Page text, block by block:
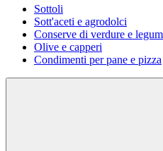
Sottoli
Sott'aceti e agrodolci
Conserve di verdure e
Olive e capperi
Condimenti per pane e pizza